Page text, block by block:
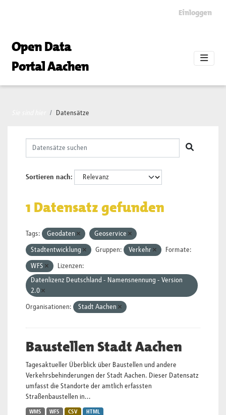
Einloggen
Open Data
Portal Aachen
Datensätze
Sortieren nach
1 Datensatz gefunden
Tags: Geodaten Geoservice
Stadtentwicklung Gruppen: Verkehr Formate:
WFS
Lizenzen:
Datenlizenz Deutschland - Namensnennung - Version
2.0
Organisationen: Stadt Aachen
Baustellen Stadt Aachen
Tagesaktueller Überblick über Baustellen und andere
Verkehrsbehinderungen der Stadt Aachen. Dieser Datensatz
umfasst die Standorte der amtlich erfassten
Straßenbaustellen in...
WMS WFS CSV HTML